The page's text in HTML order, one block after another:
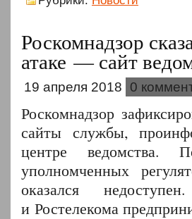
Роскомнадзор
атаке — сайт
19 апреля 2018 0
Роскомнадзор
сайты службы,
центре ведомства.
уполномченных
оказался
и Ростелекома